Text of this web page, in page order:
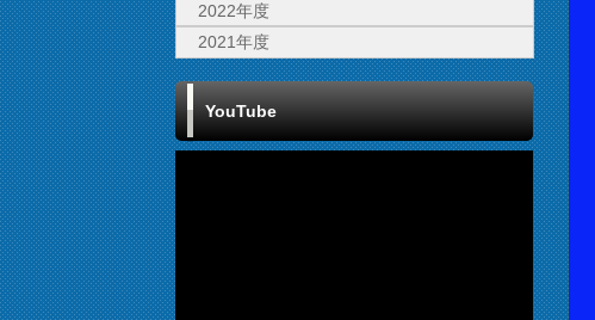
2022年度
2021年度
YouTube